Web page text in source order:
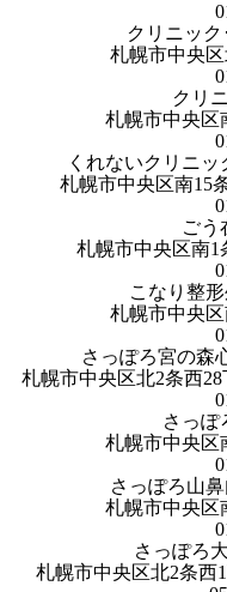
クリニッ
札幌市中央
クリ
札幌市中央区
くれないクリニ
札幌市中央区南15
ごう
札幌市中央区南1
こなり整
札幌市中央
さっぽろ宮の森
札幌市中央区北2条西
さっぽ
札幌市中央区
さっぽろ山
札幌市中央区
さっぽろ
札幌市中央区北2条西